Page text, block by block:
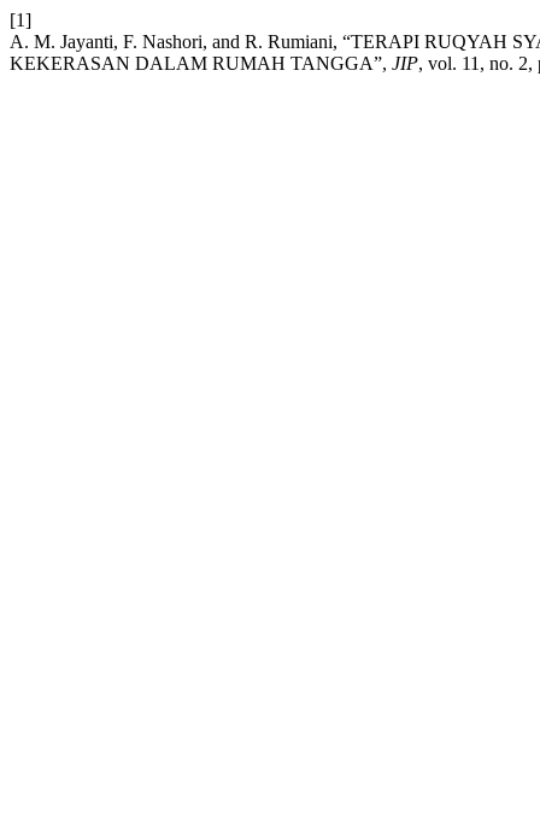
[1]
A. M. Jayanti, F. Nashori, and R. Rumiani, “TERAPI
KEKERASAN DALAM RUMAH TANGGA”, JIP, vol. 11, no. 2,